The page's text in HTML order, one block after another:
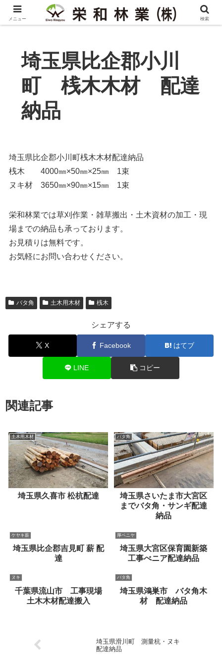
埼玉県比企郡小川
町 桟木木材 配達
納品
埼玉県比企郡小川町桟木木材配達納品
桟木 4000㎜×50㎜×25㎜ 1束
ヌキ材 3650㎜×90㎜×15㎜ 1束
栄和林業では草刈作業・雑草搬出・土木資材の加工・現
場までの納品も承っております。
お見積りは無料です。
お気軽にお問い合わせください。
バタ角 土木用木材 桟木
シェアする
X Facebook はてブ
LINE コピー
関連記事
土木用木材
埼玉県久喜市 松杭配達
バタ角
埼玉県さいたま市大宮区
までバタ角・サンギ配達
納品
ケヤキ薪
埼玉県比企郡吉見町 薪 配
達
厚ベニヤ
埼玉県大宮区保育園新築
工事べニア配達納品
ヌキ
千葉県流山市 工事現場
土木木材配達搬入
バタ角
埼玉県鴻巣市 バタ角木
材 配達納品
埼玉県滑川町 測量杭・ヌキ
配達納品
メニュー 検索